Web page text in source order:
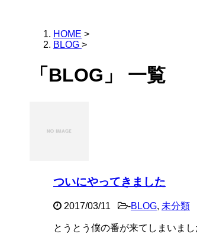
HOME >
BLOG >
「BLOG」 一覧
ついにやってきました
2017/03/11 -BLOG, 未分類
とうとう僕の番が来てしまいま